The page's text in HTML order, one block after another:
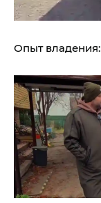
Опыт владения: